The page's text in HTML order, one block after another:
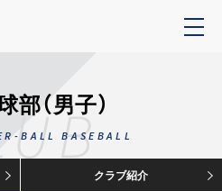
部（男子）
BALL BASEBALL
クラブ紹介